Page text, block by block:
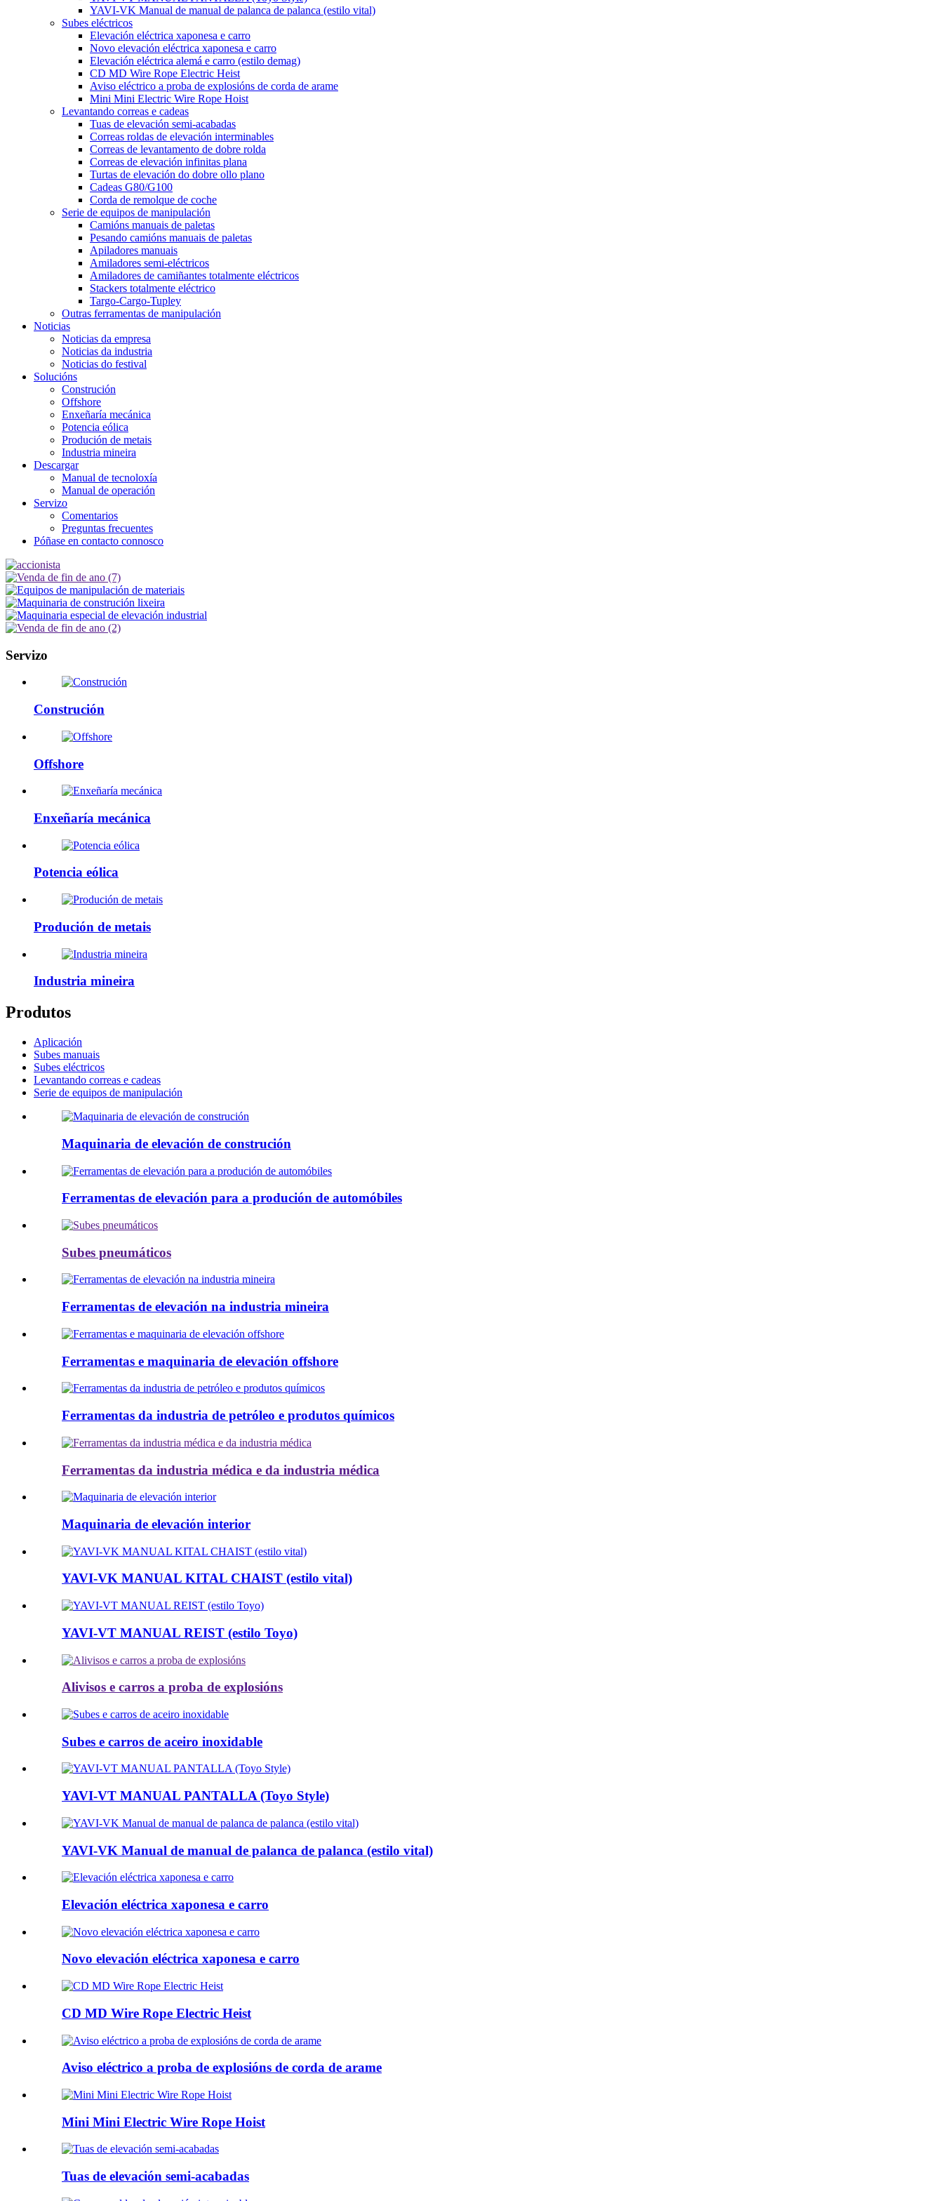
YAVI-VK Manual de manual de palanca de palanca (estilo vital)
Subes eléctricos
Elevación eléctrica xaponesa e carro
Novo elevación eléctrica xaponesa e carro
Elevación eléctrica alemá e carro (estilo demag)
CD MD Wire Rope Electric Heist
Aviso eléctrico a proba de explosións de corda de arame
Mini Mini Electric Wire Rope Hoist
Levantando correas e cadeas
Tuas de elevación semi-acabadas
Correas roldas de elevación interminables
Correas de levantamento de dobre rolda
Correas de elevación infinitas plana
Turtas de elevación do dobre ollo plano
Cadeas G80/G100
Corda de remolque de coche
Serie de equipos de manipulación
Camións manuais de paletas
Pesando camións manuais de paletas
Apiladores manuais
Amiladores semi-eléctricos
Amiladores de camiñantes totalmente eléctricos
Stackers totalmente eléctrico
Targo-Cargo-Tupley
Outras ferramentas de manipulación
Noticias
Noticias da empresa
Noticias da industria
Noticias do festival
Solucións
Construción
Offshore
Enxeñaría mecánica
Potencia eólica
Produción de metais
Industria mineira
Descargar
Manual de tecnoloxía
Manual de operación
Servizo
Comentarios
Preguntas frecuentes
Póñase en contacto connosco
Servizo
Construción
Offshore
Enxeñaría mecánica
Potencia eólica
Produción de metais
Industria mineira
Produtos
Aplicación
Subes manuais
Subes eléctricos
Levantando correas e cadeas
Serie de equipos de manipulación
Maquinaria de elevación de construción
Ferramentas de elevación para a produción de automóbiles
Subes pneumáticos
Ferramentas de elevación na industria mineira
Ferramentas e maquinaria de elevación offshore
Ferramentas da industria de petróleo e produtos químicos
Ferramentas da industria médica e da industria médica
Maquinaria de elevación interior
YAVI-VK MANUAL KITAL CHAIST (estilo vital)
YAVI-VT MANUAL REIST (estilo Toyo)
Alivisos e carros a proba de explosións
Subes e carros de aceiro inoxidable
YAVI-VT MANUAL PANTALLA (Toyo Style)
YAVI-VK Manual de manual de palanca de palanca (estilo vital)
Elevación eléctrica xaponesa e carro
Novo elevación eléctrica xaponesa e carro
CD MD Wire Rope Electric Heist
Aviso eléctrico a proba de explosións de corda de arame
Mini Mini Electric Wire Rope Hoist
Tuas de elevación semi-acabadas